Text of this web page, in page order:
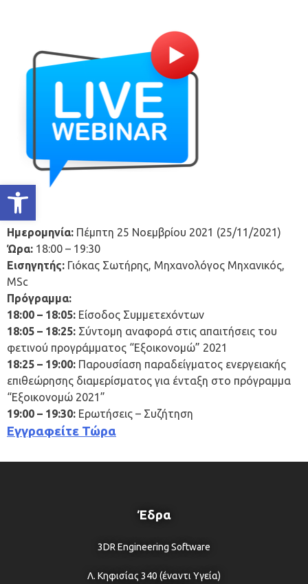
Ανοίξτε τη γραμμή εργαλείων
Ημερομηνία: Πέμπτη 25 Νοεμβρίου 2021 (25/11/2021)
Ώρα: 18:00 – 19:30
Εισηγητής: Γιόκας Σωτήρης, Μηχανολόγος Μηχανικός,
MSc
Πρόγραμμα:
18:00 – 18:05: Είσοδος Συμμετεχόντων
18:05 – 18:25: Σύντομη αναφορά στις απαιτήσεις του
φετινού προγράμματος “Εξοικονομώ” 2021
18:25 – 19:00: Παρουσίαση παραδείγματος ενεργειακής
επιθεώρησης διαμερίσματος για ένταξη στο πρόγραμμα
“Εξοικονομώ 2021”
19:00 – 19:30: Ερωτήσεις – Συζήτηση
Εγγραφείτε Τώρα
Έδρα
3DR Engineering Software
Λ. Κηφισίας 340 (έναντι Υγεία)